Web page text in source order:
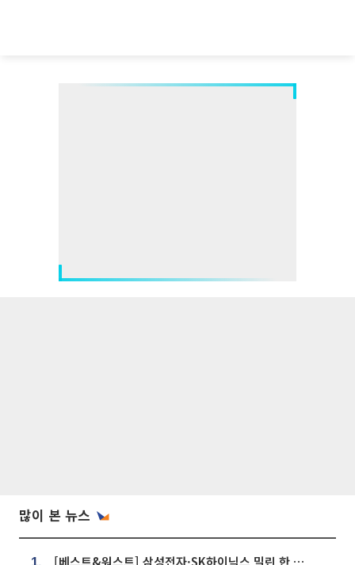
많이 본 뉴스
1. [베스트&워스트] 삼성전자·SK하이닉스 밀린 한 주…상상인증권은 85% 급등